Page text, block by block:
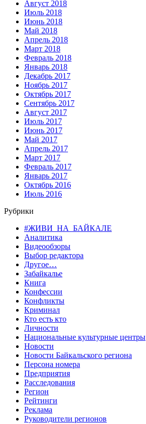
Август 2018
Июль 2018
Июнь 2018
Май 2018
Апрель 2018
Март 2018
Февраль 2018
Январь 2018
Декабрь 2017
Ноябрь 2017
Октябрь 2017
Сентябрь 2017
Август 2017
Июль 2017
Июнь 2017
Май 2017
Апрель 2017
Март 2017
Февраль 2017
Январь 2017
Октябрь 2016
Июль 2016
Рубрики
#ЖИВИ_НА_БАЙКАЛЕ
Аналитика
Видеообзоры
Выбор редактора
Другое…
Забайкалье
Книга
Конфессии
Конфликты
Криминал
Кто есть кто
Личности
Национальные культурные центры
Новости
Новости Байкальского региона
Персона номера
Предприятия
Расследования
Регион
Рейтинги
Реклама
Руководители регионов